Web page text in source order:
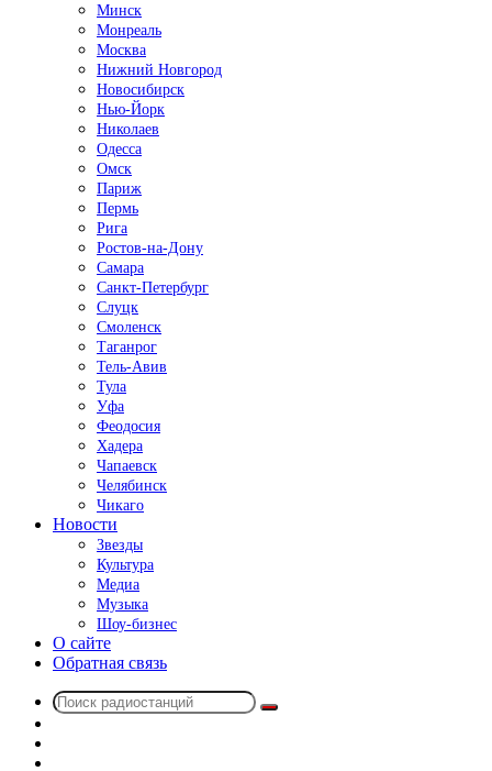
Минск
Монреаль
Москва
Нижний Новгород
Новосибирск
Нью-Йорк
Николаев
Одесса
Омск
Париж
Пермь
Рига
Ростов-на-Дону
Самара
Санкт-Петербург
Слуцк
Смоленск
Таганрог
Тель-Авив
Тула
Уфа
Феодосия
Хадера
Чапаевск
Челябинск
Чикаго
Новости
Звезды
Культура
Медиа
Музыка
Шоу-бизнес
О сайте
Обратная связь
Поиск